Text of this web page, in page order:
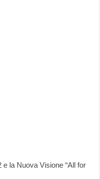
la Nuova Visione “All for